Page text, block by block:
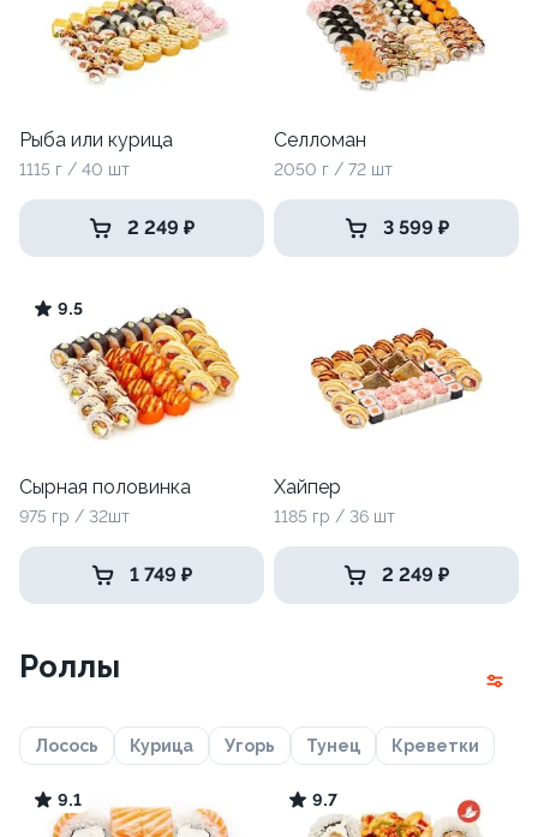
Рыба или курица
1115 г / 40 шт
2 249 ₽
Селломан
2050 г / 72 шт
3 599 ₽
9.5
Сырная половинка
975 гр / 32шт
1 749 ₽
Хайпер
1185 гр / 36 шт
2 249 ₽
Роллы
Лосось Курица Угорь Тунец Креветки
9.1 9.7